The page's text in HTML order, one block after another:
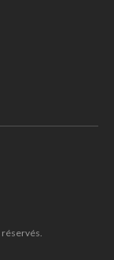
réservés.